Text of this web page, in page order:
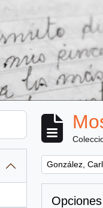
Remove filter:
González,